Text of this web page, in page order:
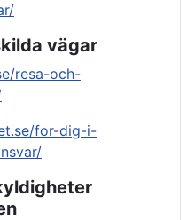
vägar
resa-och-
for-dig-i-